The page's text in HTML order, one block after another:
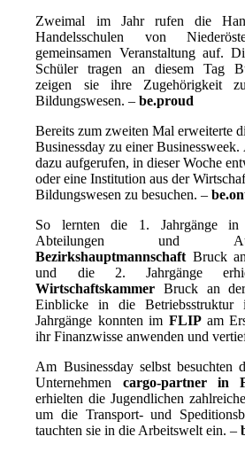
Zweimal im Jahr rufen die
Handelsschulen von
gemeinsamen Veranstaltung auf.
Schüler tragen an diesem Tag
zeigen sie ihre Zugehörigkeit
Bildungswesen. –be.proud
Bereits zum zweiten Mal erweiterte
Businessday zu einer
dazu aufgerufen, in dieser Woche
oder eine Institution aus der
Bildungswesen zu besuchen. –
So lernten die 1. Jahrgänge in
Abteilungen und
BezirkshauptmannschaftBruck
und die 2. Jahrgänge
Wirtschaftskammer Bruck an
Einblicke in die
Jahrgänge konnten im FLIPam
ihr Finanzwisse anwenden und
Am Businessday selbst besuchten
Unternehmen cargo-partner in
erhielten die Jugendlichen
um die Transport- und
tauchten sie in die Arbeitswelt ein. –